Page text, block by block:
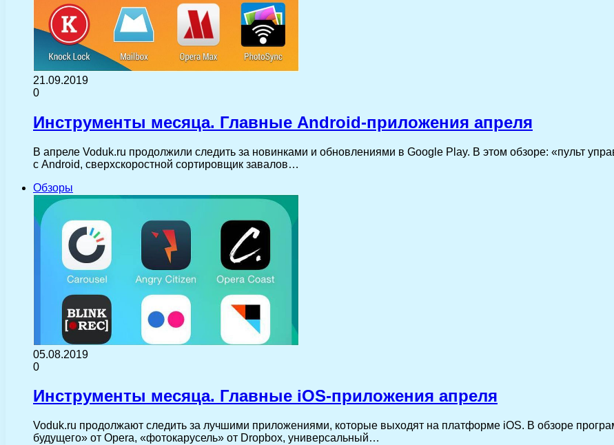
21.09.2019
0
Инструменты месяца. Главные Android-приложения апреля
В апреле Voduk.ru продолжили следить за новинками и обновлениями в Google Play. В этом обзоре: «пульт
с Android, сверхскоростной сортировщик завалов…
Обзоры
05.08.2019
0
Инструменты месяца. Главные iOS-приложения апреля
Voduk.ru продолжают следить за лучшими приложениями, которые выходят на платформе iOS. В обзоре
будущего» от Opera, «фотокарусель» от Dropbox, универсальный…